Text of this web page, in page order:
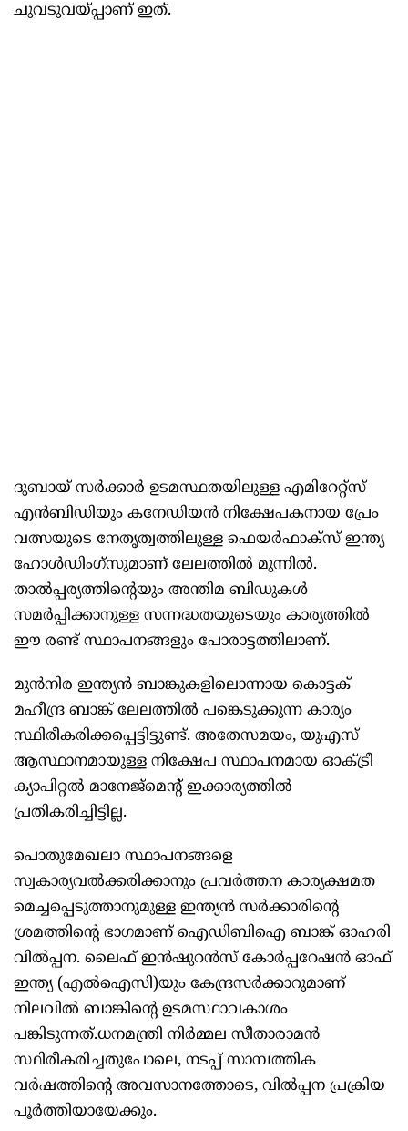
ചുവടുവയ്പ്പാണ് ഇത്.
ദുബായ് സര്‍ക്കാര്‍ ഉടമസ്ഥതയിലുള്ള എമിറേറ്റ്സ്
എന്‍ബിഡിയും കനേഡിയന്‍ നിക്ഷേപകനായ പ്രേം
വത്സയുടെ നേതൃത്വത്തിലുള്ള ഫെയര്‍ഫാക്സ് ഇന്ത്യ
ഹോള്‍ഡിംഗ്സുമാണ് ലേലത്തില്‍ മുന്നില്‍.
താല്‍പ്പര്യത്തിന്റെയും അന്തിമ ബിഡുകള്‍
സമര്‍പ്പിക്കാനുള്ള സന്നദ്ധതയുടെയും കാര്യത്തില്‍
ഈ രണ്ട് സ്ഥാപനങ്ങളും പോരാട്ടത്തിലാണ്.
മുന്‍നിര ഇന്ത്യന്‍ ബാങ്കുകളിലൊന്നായ കൊട്ടക്
മഹീന്ദ്ര ബാങ്ക് ലേലത്തില്‍ പങ്കെടുക്കുന്ന കാര്യം
സ്ഥിരീകരിക്കപ്പെട്ടിട്ടുണ്ട്. അതേസമയം, യുഎസ്
ആസ്ഥാനമായുള്ള നിക്ഷേപ സ്ഥാപനമായ ഓക്ട്രീ
ക്യാപിറ്റല്‍ മാനേജ്മെന്റ് ഇക്കാര്യത്തില്‍
പ്രതികരിച്ചിട്ടില്ല.
പൊതുമേഖലാ സ്ഥാപനങ്ങളെ
സ്വകാര്യവല്‍ക്കരിക്കാനും പ്രവര്‍ത്തന കാര്യക്ഷമത
മെച്ചപ്പെടുത്താനുമുള്ള ഇന്ത്യന്‍ സര്‍ക്കാരിന്റെ
ശ്രമത്തിന്റെ ഭാഗമാണ് ഐഡിബിഐ ബാങ്ക് ഓഹരി
വില്‍പ്പന. ലൈഫ് ഇന്‍ഷുറന്‍സ് കോര്‍പ്പറേഷന്‍ ഓഫ്
ഇന്ത്യ (എല്‍ഐസി)യും കേന്ദ്രസര്‍ക്കാറുമാണ്
നിലവില്‍ ബാങ്കിന്റെ ഉടമസ്ഥാവകാശം
പങ്കിടുന്നത്.ധനമന്ത്രി നിര്‍മ്മല സീതാരാമന്‍
സ്ഥിരീകരിച്ചതുപോലെ, നടപ്പ് സാമ്പത്തിക
വര്‍ഷത്തിന്റെ അവസാനത്തോടെ, വില്‍പ്പന പ്രക്രിയ
പൂര്‍ത്തിയായേക്കും.